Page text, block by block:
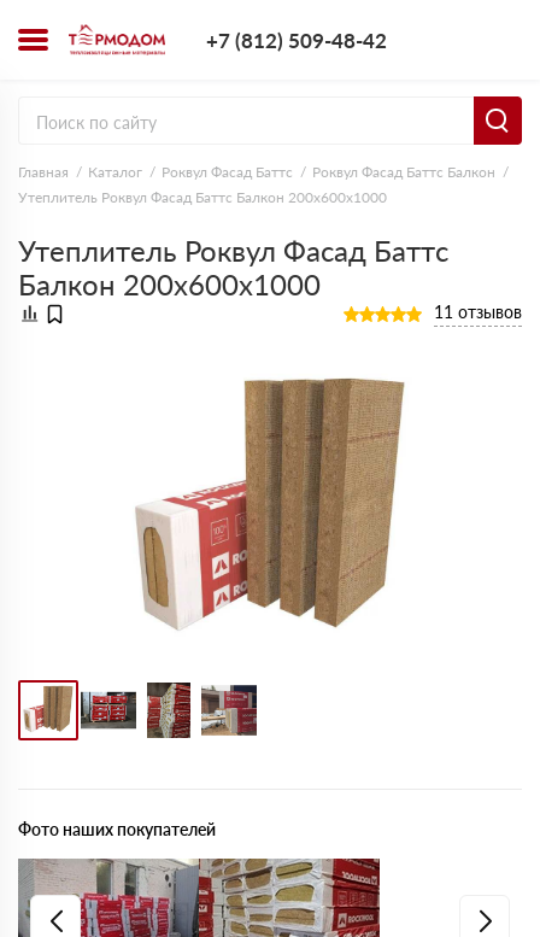
+7 (812) 509-48-42
Главная Каталог Роквул Фасад Баттс
Роквул Фасад Баттс Балкон
Утеплитель Роквул Фасад Баттс Балкон 200х600х1000
Утеплитель Роквул Фасад Баттс
Балкон 200х600х1000
11 отзывов
Фото наших покупателей